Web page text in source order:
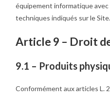
équipement informatique
techniques indiqués sur le Site.
Article 9 – Droit
9.1 – Produits
Conformément aux articles L.